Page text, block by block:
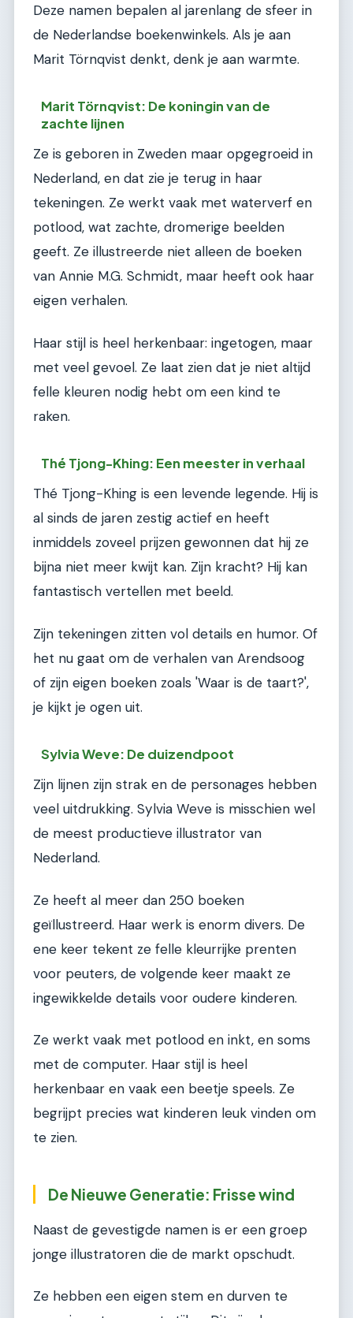
Deze namen bepalen al jarenlang de sfeer in
de Nederlandse boekenwinkels. Als je aan
Marit Törnqvist denkt, denk je aan warmte.
Marit Törnqvist: De koningin van de
zachte lijnen
Ze is geboren in Zweden maar opgegroeid in
Nederland, en dat zie je terug in haar
tekeningen. Ze werkt vaak met waterverf en
potlood, wat zachte, dromerige beelden
geeft. Ze illustreerde niet alleen de boeken
van Annie M.G. Schmidt, maar heeft ook haar
eigen verhalen.
Haar stijl is heel herkenbaar: ingetogen, maar
met veel gevoel. Ze laat zien dat je niet altijd
felle kleuren nodig hebt om een kind te
raken.
Thé Tjong-Khing: Een meester in verhaal
Thé Tjong-Khing is een levende legende. Hij is
al sinds de jaren zestig actief en heeft
inmiddels zoveel prijzen gewonnen dat hij ze
bijna niet meer kwijt kan. Zijn kracht? Hij kan
fantastisch vertellen met beeld.
Zijn tekeningen zitten vol details en humor. Of
het nu gaat om de verhalen van Arendsoog
of zijn eigen boeken zoals 'Waar is de taart?',
je kijkt je ogen uit.
Sylvia Weve: De duizendpoot
Zijn lijnen zijn strak en de personages hebben
veel uitdrukking. Sylvia Weve is misschien wel
de meest productieve illustrator van
Nederland.
Ze heeft al meer dan 250 boeken
geïllustreerd. Haar werk is enorm divers. De
ene keer tekent ze felle kleurrijke prenten
voor peuters, de volgende keer maakt ze
ingewikkelde details voor oudere kinderen.
Ze werkt vaak met potlood en inkt, en soms
met de computer. Haar stijl is heel
herkenbaar en vaak een beetje speels. Ze
begrijpt precies wat kinderen leuk vinden om
te zien.
De Nieuwe Generatie: Frisse wind
Naast de gevestigde namen is er een groep
jonge illustratoren die de markt opschudt.
Ze hebben een eigen stem en durven te